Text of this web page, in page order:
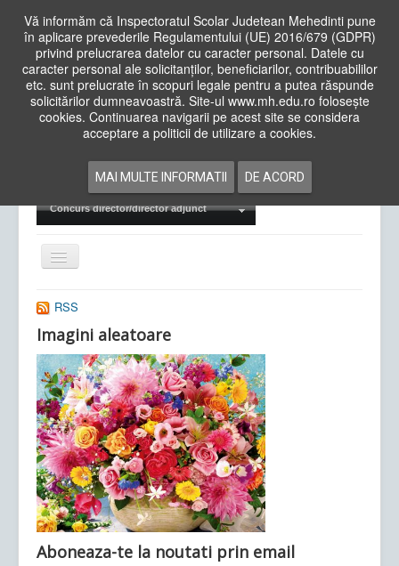
Vă informăm că Inspectoratul Scolar Judetean Mehedinti pune
în aplicare prevederile Regulamentului (UE) 2016/679 (GDPR)
privind prelucrarea datelor cu caracter personal. Datele cu
caracter personal ale solicitanților, beneficiarilor, contribuabililor
etc. sunt prelucrate în scopuri legale pentru a putea răspunde
solicitărilor dumneavoastră. Site-ul www.mh.edu.ro folosește
cookies. Continuarea navigarii pe acest site se considera
acceptare a politicii de utilizare a cookies.
MAI MULTE INFORMATII DE ACORD
Cauta
in
siteAcasa Cadre Didactice
Examene Naționale
Concurs director/director adjunct
Comută
navigarea
Ultimele articole: Vi, 04.11.2022 -Inspectoratul Școlar
Județean Mehedinți
RSS
Imagini aleatoare
Aboneaza-te la noutati prin email